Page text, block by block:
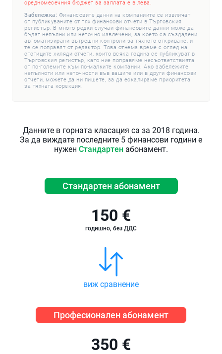
средномесечния бюджет за заплата е в лева.
Забележка: Финансовите данни на компаниите се извличат
от публикуваните от тях финансови отчети в Търговския
регистър. В много редки случаи финансовите данни може да
бъдат непълни или неточно извлечени, за което са създадени
автоматизирани вътрешни контроли за тяхното откриване, и
те се поправят от редактор. Това отнема време с оглед на
стотиците хиляди отчети, които всяка година се публикуват в
Търговския регистър, като ние поправяме несъответствията
от по-големите към по-малките компании. Ако забележите
непълноти или неточности във вашите или в други финансови
отчети, можете да ни пишете, за да ескалираме приоритета
за тяхната корекция.
Данните в горната класация са за 2018 година.
За да виждате последните 5 финансови години е
нужен Стандартен абонамент.
Стандартен абонамент
150 €
годишно, без ДДС
виж сравнение
Професионален абонамент
350 €